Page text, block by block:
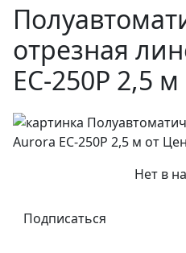
отрезная
EC-250P 2,5 м
Нет в
Подписаться